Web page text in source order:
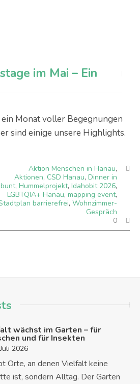
im Mai – Ein
Monat voller Begegnungen
sind einige unsere Highlights.
Aktion Menschen in Hanau,
Aktionen, CSD Hanau, Dinner in
bunt, Hummelprojekt, Idahobit 2026,
LGBTQIA+ Hanau, mapping event,
barrierefrei, Wohnzimmer-
Gespräch
0
wächst im Garten – für
und für Insekten
2026
Orte, an denen Vielfalt keine
ist, sondern Alltag. Der Garten